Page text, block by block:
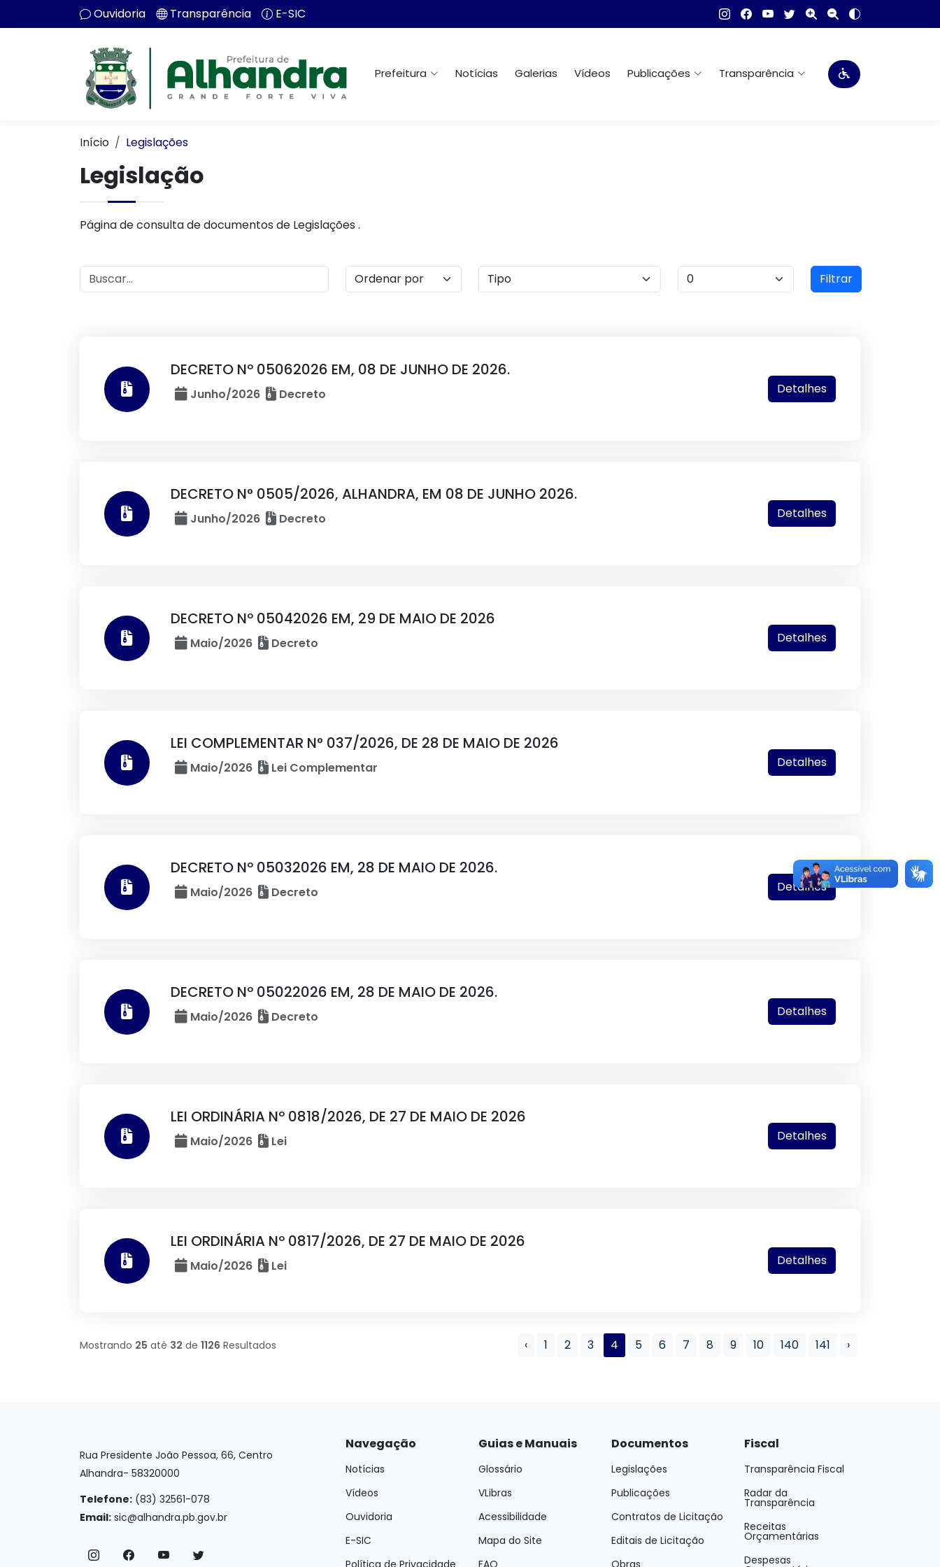
Ouvidoria Transparência E-SIC
Prefeitura Notícias Galerias Vídeos Publicações Transparência
Início Legislações
Legislação
Página de consulta de documentos de Legislações .
Filtrar
DECRETO Nº 05062026 EM, 08 DE JUNHO DE 2026.
Junho/2026 Decreto Detalhes
DECRETO N° 0505/2026, ALHANDRA, EM 08 DE JUNHO 2026.
Junho/2026 Decreto Detalhes
DECRETO Nº 05042026 EM, 29 DE MAIO DE 2026
Maio/2026 Decreto Detalhes
LEI COMPLEMENTAR N° 037/2026, DE 28 DE MAIO DE 2026
Maio/2026 Lei Complementar Detalhes
DECRETO Nº 05032026 EM, 28 DE MAIO DE 2026.
Maio/2026 Decreto Detalhes
DECRETO Nº 05022026 EM, 28 DE MAIO DE 2026.
Maio/2026 Decreto Detalhes
LEI ORDINÁRIA Nº 0818/2026, DE 27 DE MAIO DE 2026
Maio/2026 Lei Detalhes
LEI ORDINÁRIA Nº 0817/2026, DE 27 DE MAIO DE 2026
Maio/2026 Lei Detalhes
Mostrando 25 até 32 de 1126 Resultados ‹ 1 2 3 4 5 6 7 8 9 10 140 141 ›
Rua Presidente João Pessoa, 66, Centro
Alhandra- 58320000
Telefone: (83) 32561-078
Email: sic@alhandra.pb.gov.br
Navegação
Notícias
Vídeos
Ouvidoria
E-SIC
Política de Privacidade
Guias e Manuais
Glossário
VLibras
Acessibilidade
Mapa do Site
FAQ
Documentos
Legislações
Publicações
Contratos de Licitação
Editais de Licitação
Obras
Fiscal
Transparência Fiscal
Radar da
Transparência
Receitas
Orçamentárias
Despesas